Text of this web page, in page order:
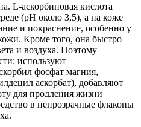
L-аскорбиновая кислота
(pH около 3,5), а на коже
и покраснение, особенно у
Кроме того, она быстро
и воздуха. Поэтому
используют
фосфат магния,
аскорбат), добавляют
для продления жизни
в непрозрачные флаконы